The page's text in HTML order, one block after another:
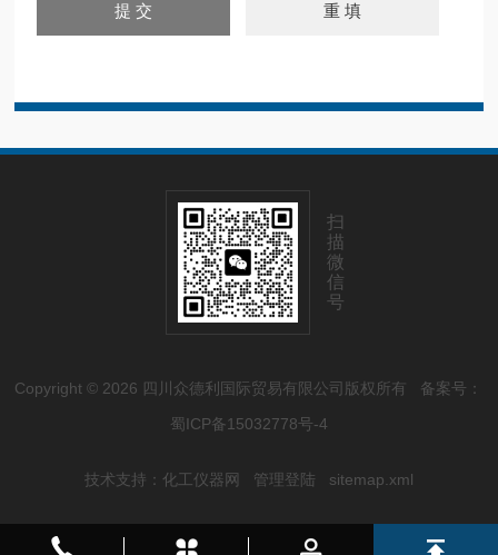
扫
描
微
信
号
Copyright © 2026 四川众德利国际贸易有限公司版权所有 备案号：
蜀ICP备15032778号-4
技术支持： 化工仪器网 管理登陆 sitemap.xml